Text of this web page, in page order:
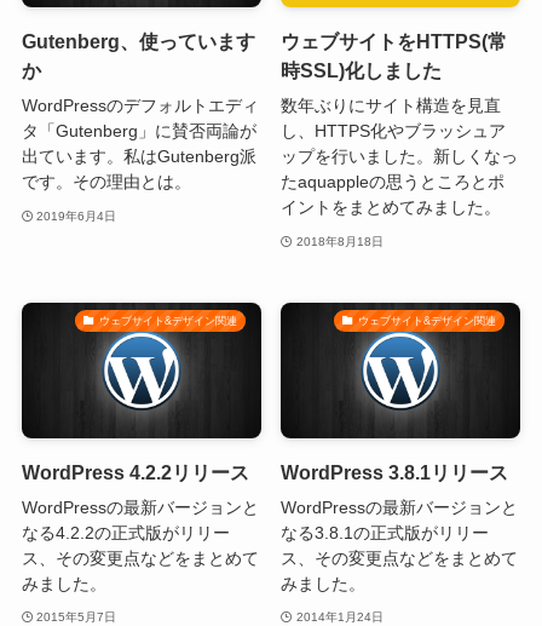
Gutenberg、使っています
か
WordPressのデフォルトエディ
タ「Gutenberg」に賛否両論が
出ています。私はGutenberg派
です。その理由とは。
2019年6月4日
ウェブサイトをHTTPS(常
時SSL)化しました
数年ぶりにサイト構造を見直
し、HTTPS化やブラッシュア
ップを行いました。新しくなっ
たaquappleの思うところとポ
イントをまとめてみました。
2018年8月18日
ウェブサイト&デザイン関連
WordPress 4.2.2リリース
WordPressの最新バージョンと
なる4.2.2の正式版がリリー
ス、その変更点などをまとめて
みました。
2015年5月7日
ウェブサイト&デザイン関連
WordPress 3.8.1リリース
WordPressの最新バージョンと
なる3.8.1の正式版がリリー
ス、その変更点などをまとめて
みました。
2014年1月24日